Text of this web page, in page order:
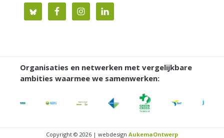
Organisaties en netwerken met vergelijkbare
ambities waarmee we samenwerken:
Copyright © 2026 | webdesign AukemaOntwerp